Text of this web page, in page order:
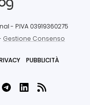
- P.IVA 03919360275
Gestione Consenso
PUBBLICITÀ